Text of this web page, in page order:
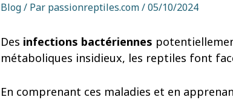
Blog/ Par passionreptiles.com/05/10/2024
Des infections bactériennes
métaboliques insidieux, les reptiles font
En comprenant ces maladies et en